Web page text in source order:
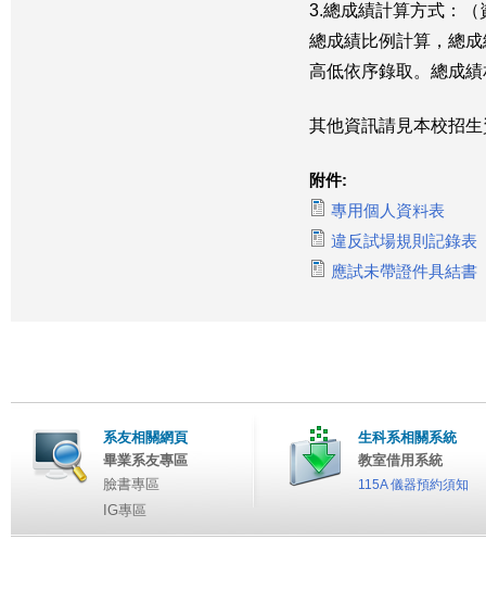
3.總成績計算方式：
總成績比例計算，總
高低依序錄取。總成
其他資訊請見本校招
附件:
專用個人資料表
違反試場規則記錄表
應試未帶證件具結書
系友相關網頁
畢業系友專區
臉書專區
IG專區
生科系相關系統
教室借用系統
115A 儀器預約須知